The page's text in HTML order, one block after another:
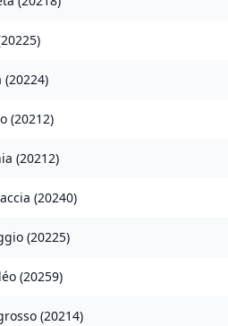
20225)
(20224)
(20212)
(20212)
(20240)
(20225)
(20259)
(20214)